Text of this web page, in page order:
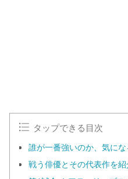
タップできる目次
誰が一番強いのか、気にな
戦う俳優とその代表作を